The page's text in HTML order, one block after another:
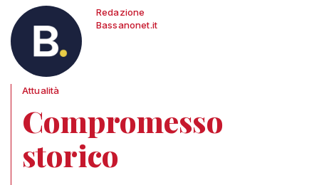
Redazione
Bassanonet.it
Attualità
Compromesso
storico